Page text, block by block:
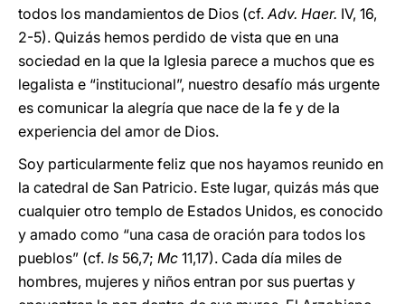
todos los mandamientos de Dios (cf.Adv. Haer. IV, 16,
2-5). Quizás hemos perdido de vista que en una
sociedad en la que la Iglesia parece a muchos que es
legalista e “institucional”, nuestro desafío más urgente
es comunicar la alegría que nace de la fe y de la
experiencia del amor de Dios.
Soy particularmente feliz que nos hayamos reunido en
la catedral de San Patricio. Este lugar, quizás más que
cualquier otro templo de Estados Unidos, es conocido
y amado como “una casa de oración para todos los
pueblos” (cf. Is 56,7; Mc 11,17). Cada día miles de
hombres, mujeres y niños entran por sus puertas y